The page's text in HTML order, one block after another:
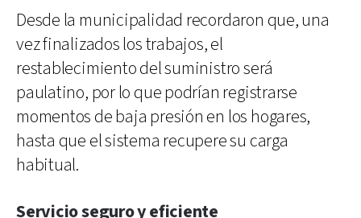
Desde la municipalidad recordaron que, una
vez finalizados los trabajos, el
restablecimiento del suministro será
paulatino, por lo que podrían registrarse
momentos de baja presión en los hogares,
hasta que el sistema recupere su carga
habitual.
Servicio seguro y eficiente